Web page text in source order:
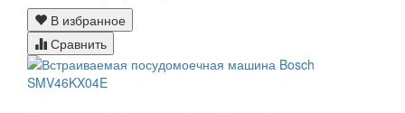
В избранное
Сравнить